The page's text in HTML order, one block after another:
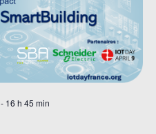
- 16 h 45 min